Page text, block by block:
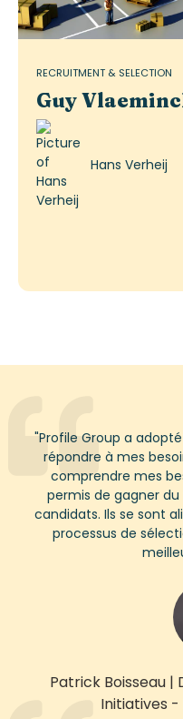
RECRUITMENT & SELECTION
Guy
Hans Verheij
"Profile Group a
répondre à mes
comprendre mes
permis de gagner
candidats. Ils se sont
processus de
Patrick Boisseau |
Initiatives -